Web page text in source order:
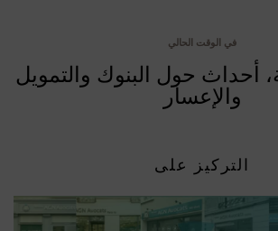
في الوقت الحالي
أحداث حول البنوك والتمويل
والإعسار
التركيز على